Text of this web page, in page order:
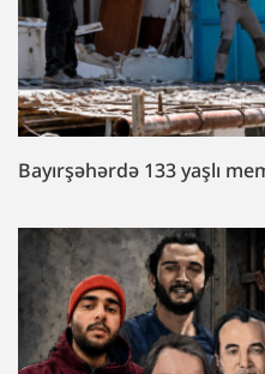
Bayırşəhərdə 133 yaşlı